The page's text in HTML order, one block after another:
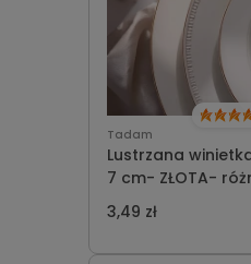
Tadam
Lustrzana
7 cm- ZŁOTA-
3,49 zł